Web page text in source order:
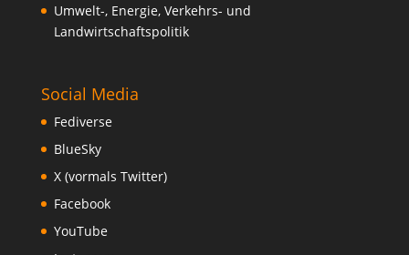
Umwelt-, Energie, Verkehrs- und
Landwirtschaftspolitik
Social Media
Fediverse
BlueSky
X (vormals Twitter)
Facebook
YouTube